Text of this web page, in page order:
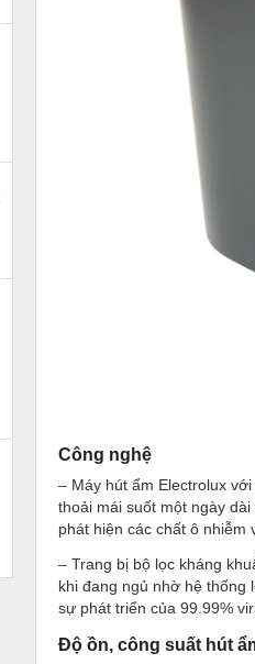
Công nghệ
– Máy hút ẩm Electrolux
thoải mái suốt một ngày
phát hiện các chất ô
– Trang bị bộ lọc kháng
khi đang ngủ nhờ hệ thống
sự phát triển của 99.99%
Độ ồn, công suất hút